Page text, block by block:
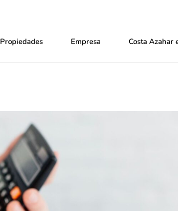
Propiedades Empresa Costa Azahar